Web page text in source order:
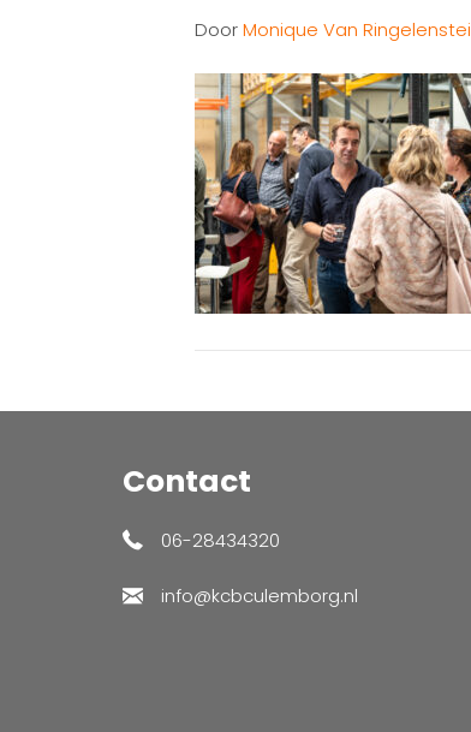
DoorMonique Van
Contact
06-28434320
info@kcbculemborg.nl